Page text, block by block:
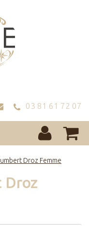
03 81 61 72 07
Droz Femme
Droz